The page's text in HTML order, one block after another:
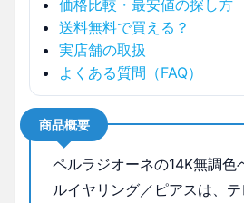
価格比較・最安値の探し方
送料無料で買える？
実店舗の取扱
よくある質問（FAQ）
商品概要
ペルラジオーネの14K無調色
ルイヤリング／ピアスは、